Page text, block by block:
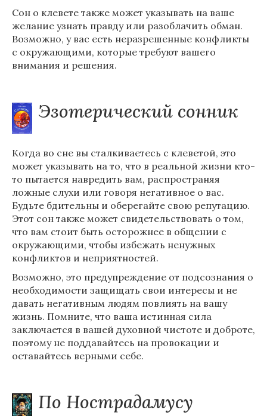
Сон о клевете также может указывать на ваше
желание узнать правду или разоблачить обман.
Возможно, у вас есть неразрешенные конфликты
с окружающими, которые требуют вашего
внимания и решения.
Эзотерический сонник
Когда во сне вы сталкиваетесь с клеветой, это
может указывать на то, что в реальной жизни кто-
то пытается навредить вам, распространяя
ложные слухи или говоря негативное о вас.
Будьте бдительны и оберегайте свою репутацию.
Этот сон также может свидетельствовать о том,
что вам стоит быть осторожнее в общении с
окружающими, чтобы избежать ненужных
конфликтов и неприятностей.
Возможно, это предупреждение от подсознания о
необходимости защищать свои интересы и не
давать негативным людям повлиять на вашу
жизнь. Помните, что ваша истинная сила
заключается в вашей духовной чистоте и доброте,
поэтому не поддавайтесь на провокации и
оставайтесь верными себе.
По Нострадамусу